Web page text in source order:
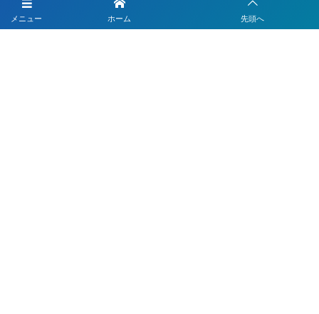
メニュー ホーム 先頭へ
LINEを活用した採用活動